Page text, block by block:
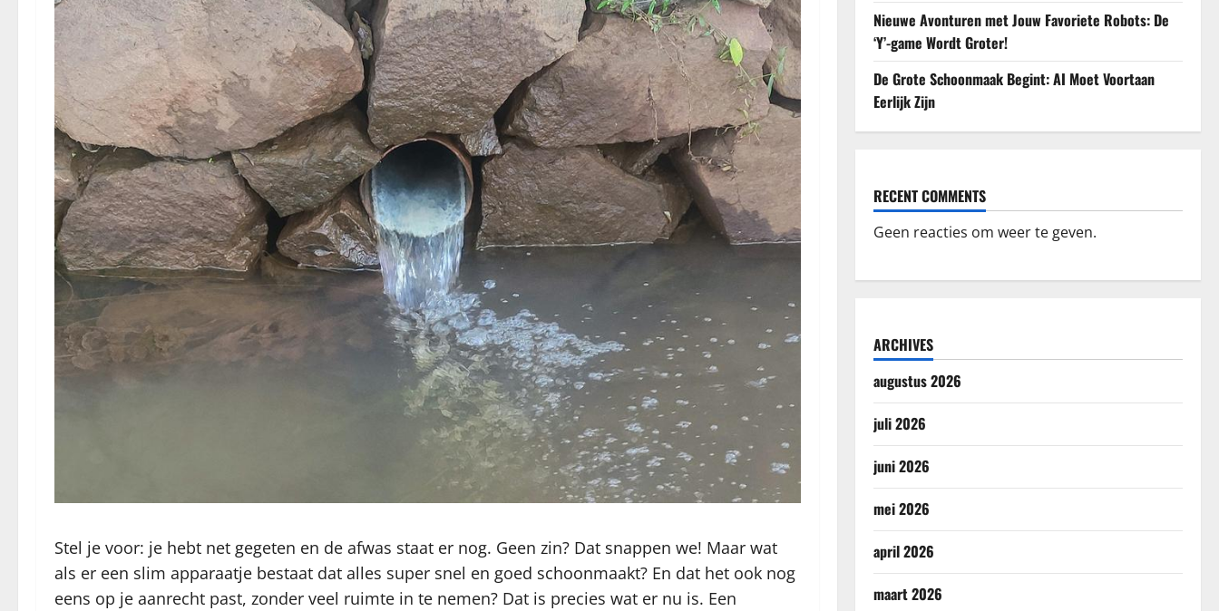
Stel je voor: je hebt net gegeten en de afwas staat er nog. Geen zin? Dat snappen we! Maar wat
als er een slim apparaatje bestaat dat alles super snel en goed schoonmaakt? En dat het ook nog
eens op je aanrecht past, zonder veel ruimte in te nemen? Dat is precies wat er nu is. Een
Nieuwe Avonturen met Jouw Favoriete Robots: De
‘Y’-game Wordt Groter!
De Grote Schoonmaak Begint: AI Moet Voortaan
Eerlijk Zijn
RECENT COMMENTS
Geen reacties om weer te geven.
ARCHIVES
augustus 2026
juli 2026
juni 2026
mei 2026
april 2026
maart 2026